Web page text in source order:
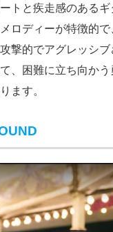
トと疾走感のある
ロディーが特徴的で
撃的でアグレッシブ
、困難に立ち向か
ます。